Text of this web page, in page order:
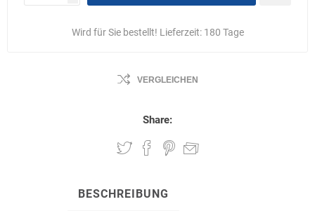
Wird für Sie bestellt! Lieferzeit: 180 Tage
VERGLEICHEN
Share:
BESCHREIBUNG